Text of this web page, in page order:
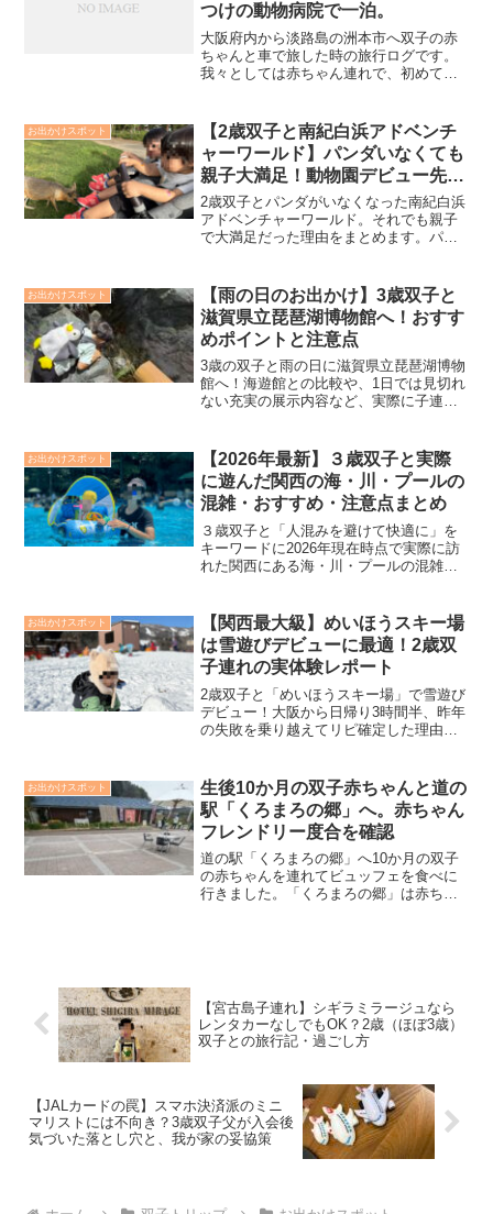
つけの動物病院で一泊。
大阪府内から淡路島の洲本市へ双子の赤
ちゃんと車で旅した時の旅行ログです。
我々としては赤ちゃん連れで、初めての
かと思いましたが、初めてにしては思い
のほかいい旅となりました。
お出かけスポット
【2歳双子と南紀白浜アドベンチ
ャーワールド】パンダいなくても
親子大満足！動物園デビュー先と
して最高でした
2歳双子とパンダがいなくなった南紀白浜
アドベンチャーワールド。それでも親子
で大満足だった理由をまとめます。パン
の大変魅力的な動物園だと改めて思いま
した。
お出かけスポット
【雨の日のお出かけ】3歳双子と
滋賀県立琵琶湖博物館へ！おすす
めポイントと注意点
3歳の双子と雨の日に滋賀県立琵琶湖博物
館へ！海遊館との比較や、1日では見切れ
ない充実の展示内容など、実際に子連れ
「自販機」など、3歳連れ目線で行く前に
絶対知っておきたい注意点もまとめてま
す。
お出かけスポット
【2026年最新】３歳双子と実際
に遊んだ関西の海・川・プールの
混雑・おすすめ・注意点まとめ
３歳双子と「人混みを避けて快適に」を
キーワードに2026年現在時点で実際に訪
れた関西にある海・川・プールの混雑度
ら、詳細は一部個別記事にまとめてます
ので、同じ年齢の子供がいて水遊びにど
こに行こうか悩まれてる方、是非我が家
の生の情報をご活用ください。
お出かけスポット
【関西最大級】めいほうスキー場
は雪遊びデビューに最適！2歳双
子連れの実体験レポート
2歳双子と「めいほうスキー場」で雪遊び
デビュー！大阪から日帰り3時間半、昨年
の失敗を乗り越えてリピ確定した理由を
る駐車場予約や充実の無料レンタルな
ど、双子ファミリー目線でリアルに解説
します。
お出かけスポット
生後10か月の双子赤ちゃんと道の
駅「くろまろの郷」へ。赤ちゃん
フレンドリー度合を確認
道の駅「くろまろの郷」へ10か月の双子
の赤ちゃんを連れてビュッフェを食べに
行きました。「くろまろの郷」は赤ちゃ
【宮古島子連れ】シギラミラージュなら
レンタカーなしでもOK？2歳（ほぼ3歳）
双子との旅行記・過ごし方
【JALカードの罠】スマホ決済派のミニ
マリストには不向き？3歳双子父が入会後
気づいた落とし穴と、我が家の妥協策